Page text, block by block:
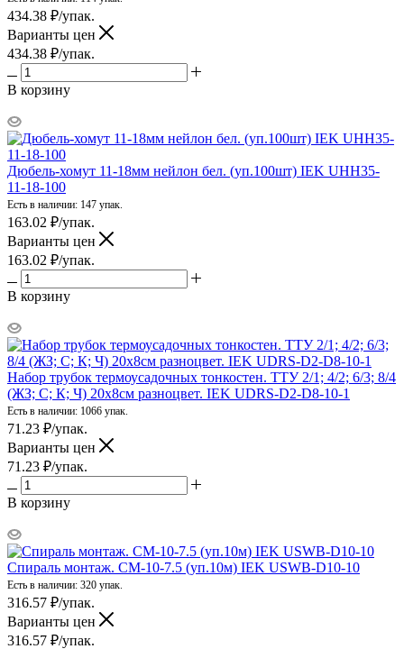
434.38 ₽/упак.
Варианты цен
434.38 ₽/упак.
В корзину
Дюбель-хомут 11-18мм нейлон бел. (уп.100шт) IEK UHH35-
11-18-100
Есть в наличии: 147 упак.
163.02 ₽/упак.
Варианты цен
163.02 ₽/упак.
В корзину
Набор трубок термоусадочных тонкостен. ТТУ 2/1; 4/2; 6/3; 8/4
(ЖЗ; С; К; Ч) 20х8см разноцвет. IEK UDRS-D2-D8-10-1
Есть в наличии: 1066 упак.
71.23 ₽/упак.
Варианты цен
71.23 ₽/упак.
В корзину
Спираль монтаж. СМ-10-7.5 (уп.10м) IEK USWB-D10-10
Есть в наличии: 320 упак.
316.57 ₽/упак.
Варианты цен
316.57 ₽/упак.